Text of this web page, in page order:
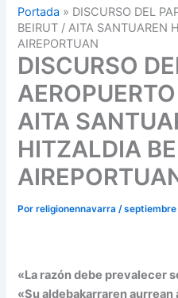
Portada » DISCURSO DEL
BEIRUT / AITA SANTUAREN
AIREPORTUAN
DISCURSO
AITA
HITZALDIA
Porreligionennavarra/septiembre
«La razón debe prevalecer
«Su aldebakarraren